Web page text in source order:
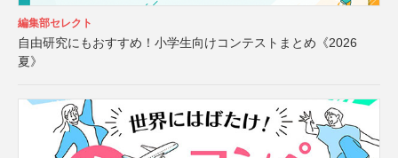
編集部セレクト
自由研究にもおすすめ！小学生向けコンテストまとめ《2026
夏》